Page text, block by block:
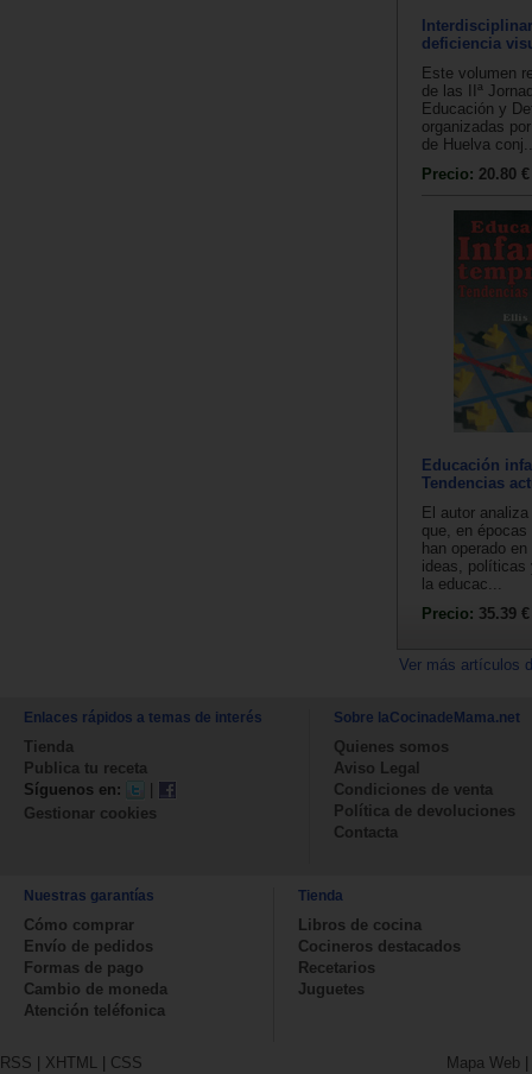
deficiencia
Este volumen
de las IIª
Educación y
organizadas
de Huelva
Precio: 20.80 €
Educación
Tendencias
El autor
que, en
han operado
ideas, políticas
la educac...
Precio: 35.39 €
Ver más artículos
Enlaces rápidos a temas de interés
Tienda
Publica tu receta
Síguenos en:
|
Gestionar cookies
Sobre laCocinadeMama.net
Quienes somos
Aviso Legal
Condiciones de venta
Política de devoluciones
Contacta
Nuestras garantías
Cómo comprar
Envío de pedidos
Formas de pago
Cambio de moneda
Atención teléfonica
Tienda
Libros de cocina
Cocineros destacados
Recetarios
Juguetes
RSS | XHTML | CSS Mapa Web |